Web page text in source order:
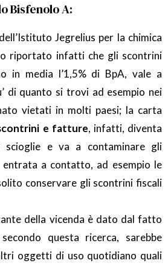
Bisfenolo A:
Jegrelius per la chimica
riportato infatti che gli scontrini
in media l’1,5% di BpA, vale a
di quanto si trovi ad esempio nei
vietati in molti paesi; la carta
e fatture, infatti, diventa
scioglie e va a contaminare gli
a contatto, ad esempio le
conservare gli scontrini fiscali
della vicenda è dato dal fatto
questa ricerca, sarebbe
oggetti di uso quotidiano quali